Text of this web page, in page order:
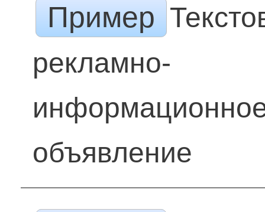
Пример
рекламно-
объявление